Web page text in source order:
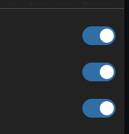
über Epic mit
default für Steam und
Es bedarf keiner weiteren
über Steam mit ARK: